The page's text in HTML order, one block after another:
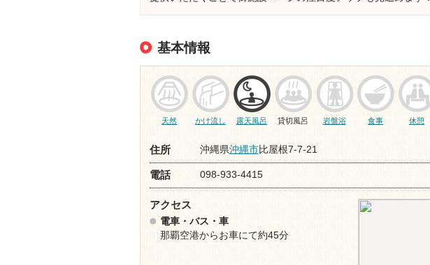
基本情報
天然 かけ流し 露天風呂 貸切風呂 岩盤浴 食事 休憩
住所 沖縄県沖縄市比屋根7-7-21
電話 098-933-4415
アクセス
電車・バス・車
那覇空港からお車にて約45分